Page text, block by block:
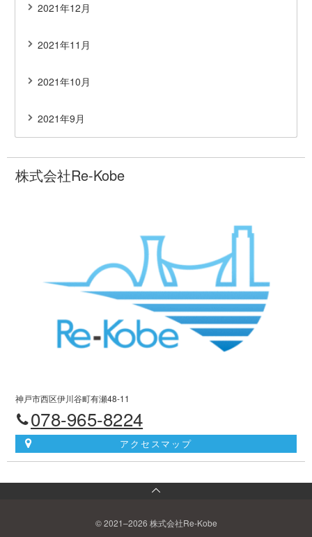
2021年12月
2021年11月
2021年10月
2021年9月
株式会社Re-Kobe
神戸市西区伊川谷町有瀬48-11
078-965-8224
アクセスマップ
© 2021–2026 株式会社Re-Kobe